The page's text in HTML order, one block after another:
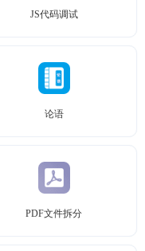
JS代码调试
论语
PDF文件拆分